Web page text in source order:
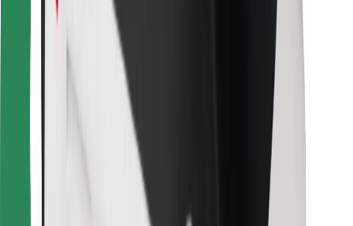
Bolt Food
Autoparku īpašniekiem
Restorāniem
Bolt for Business
Noteikumi un nosacījumi